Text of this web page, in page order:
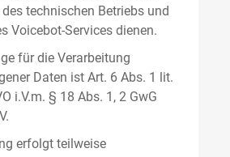
technischen Betriebs und
Voicebot-Services dienen.
für die Verarbeitung
Daten ist Art. 6 Abs. 1 lit.
i.V.m. § 18 Abs. 1, 2 GwG
erfolgt teilweise